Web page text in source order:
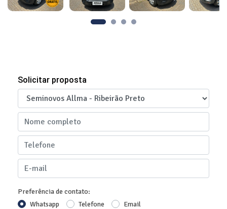
Solicitar proposta
Preferência de contato:
Whatsapp
Telefone Email